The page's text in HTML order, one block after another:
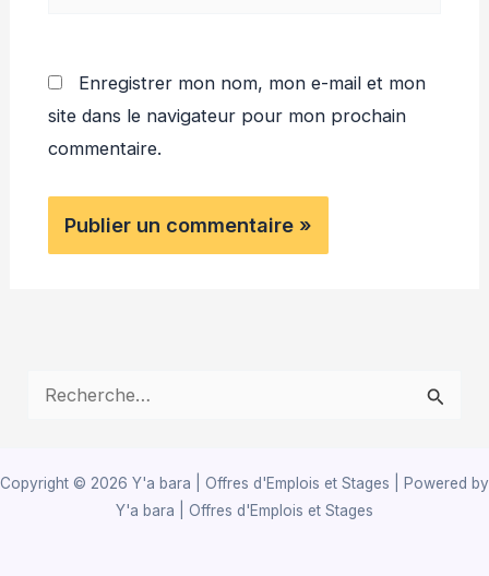
Enregistrer mon nom, mon e-mail et mon
site dans le navigateur pour mon prochain
commentaire.
h
Copyright © 2026 Y'a bara | Offres d'Emplois et Stages | Powered by
Y'a bara | Offres d'Emplois et Stages